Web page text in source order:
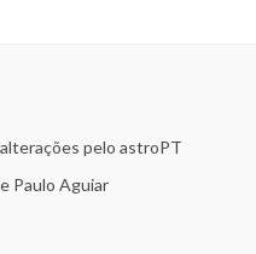
pelo astroPT
Paulo Aguiar